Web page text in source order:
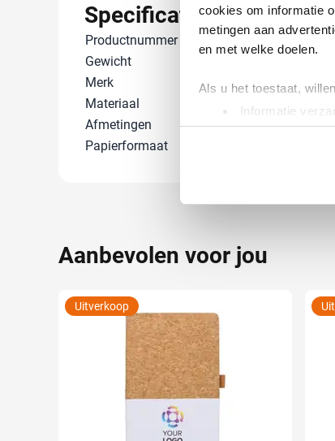
cookies om informatie
metingen aan
en met welke doelen.
Als u het toestaat,
Informatie
Uw apparaat
toestemming op elk
media, adverteren en
verstrekt of die ze
Specificaties
Productnummer
Gewicht
Merk
Materiaal
Karton,
Afmetingen
21 cm x
Papierformaat
Aanbevolen voor jou
Uitverkoop